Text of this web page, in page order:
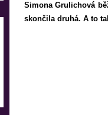
Simona Grulichová
skončila druhá. A to